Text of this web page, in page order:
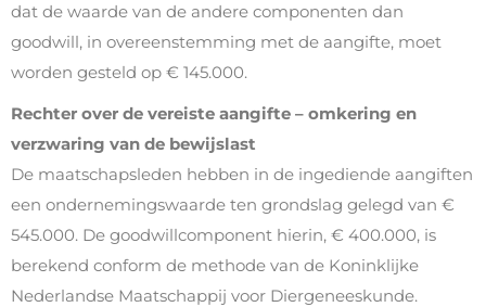
dat de waarde van de andere componenten dan
goodwill, in overeenstemming met de aangifte, moet
worden gesteld op € 145.000.
Rechter over de vereiste aangifte – omkering en
verzwaring van de bewijslast
De maatschapsleden hebben in de ingediende aangiften
een ondernemingswaarde ten grondslag gelegd van €
545.000. De goodwillcomponent hierin, € 400.000, is
berekend conform de methode van de Koninklijke
Nederlandse Maatschappij voor Diergeneeskunde.